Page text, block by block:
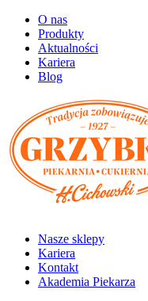
O nas
Produkty
Aktualności
Kariera
Blog
Nasze sklepy
Kariera
Kontakt
Akademia Piekarza